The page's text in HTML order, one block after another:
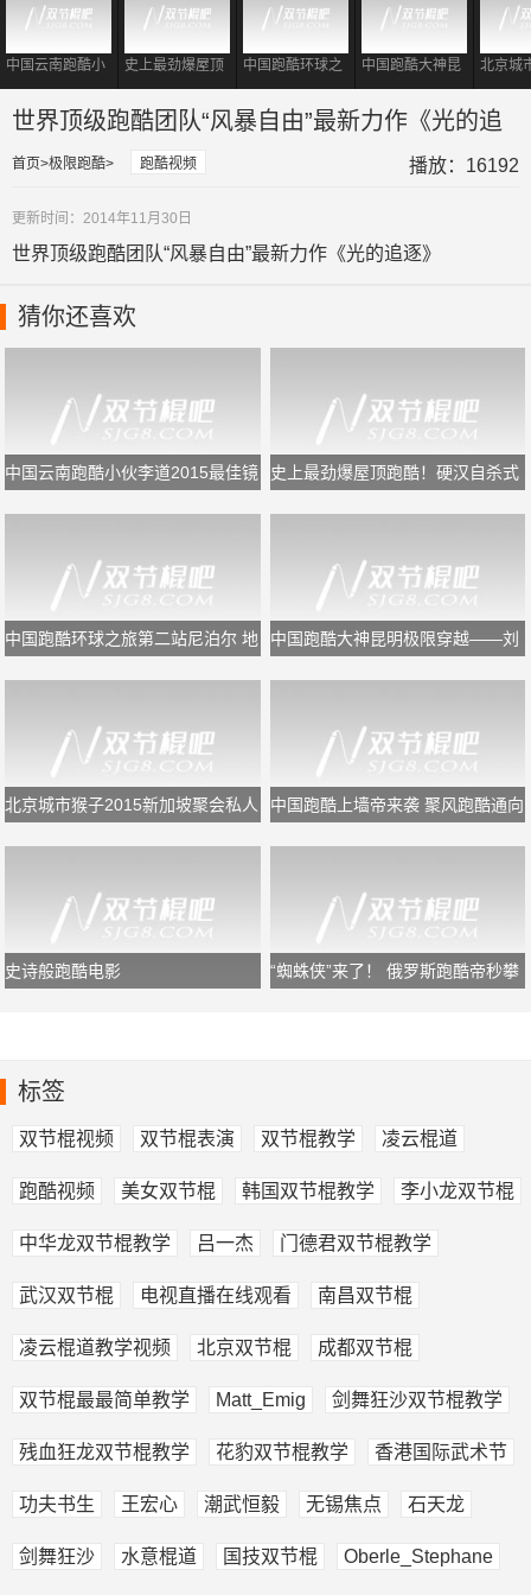
中国云南跑酷小
伙李道2015最佳
镜头集
史上最劲爆屋顶
跑酷！硬汉自杀
式飞楼屌炸天
中国跑酷环球之
旅第二站尼泊尔
地震让一别成永
诀
中国跑酷大神昆
明极限穿越——
刘源
北京城
2015新
私人定
造中国
蓝图
世界顶级跑酷团队“风暴自由”最新力作《光的追
逐》
首页 极限跑酷 跑酷视频 播放：16192
更新时间：2014年11月30日
世界顶级跑酷团队“风暴自由”最新力作《光的追逐》
猜你还喜欢
中国云南跑酷小伙李道2015最佳镜
史上最劲爆屋顶跑酷！硬汉自杀式
中国跑酷环球之旅第二站尼泊尔 地
中国跑酷大神昆明极限穿越——刘
北京城市猴子2015新加坡聚会私人
中国跑酷上墙帝来袭 聚风跑酷通向
史诗般跑酷电影
“蜘蛛侠”来了！ 俄罗斯跑酷帝秒攀
标签
双节棍视频 双节棍表演 双节棍教学 凌云棍道
跑酷视频 美女双节棍 韩国双节棍教学 李小龙双节棍
中华龙双节棍教学 吕一杰 门德君双节棍教学
武汉双节棍 电视直播在线观看 南昌双节棍
凌云棍道教学视频 北京双节棍 成都双节棍
双节棍最最简单教学 Matt_Emig 剑舞狂沙双节棍教学
残血狂龙双节棍教学 花豹双节棍教学 香港国际武术节
功夫书生 王宏心 潮武恒毅 无锡焦点 石天龙
剑舞狂沙 水意棍道 国技双节棍 Oberle_Stephane